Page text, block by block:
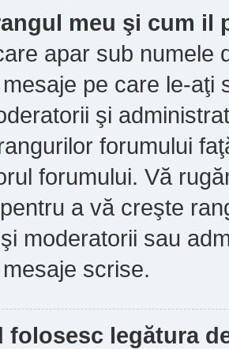
meu şi cum il
apar sub numele
pe care le-aţi
şi
forumului
forumului. Vă
a vă creşte
moderatorii sau
scrise.
folosesc legătura